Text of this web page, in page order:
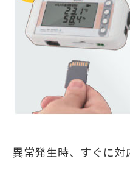
異常発生時、すぐに対